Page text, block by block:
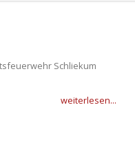
Schliekum
weiterlesen...